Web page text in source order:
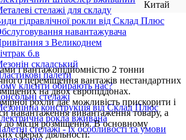
стелажі для складу
гідравлічної рокли від Склад Плюс
навантажувача
з Великоднем
б.в
складський
палети
клієнти обирають нас?
стелажі
конструкція від Склад Плюс
рокла вживана
стелажі - їх особливості та умови
Китай
і вантажопідйомністю 2 тонни
переміщення вантажів нестандартних
на двох європіддонах.
рохли дає можливість прискорити і
навантаження вивантаження товару, а
до місця розміщення. В основному
сферах діяльності: